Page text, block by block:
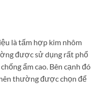
là tấm hợp kim nhôm
được sử dụng rất phổ
ẩm cao. Bên cạnh đó
thường được chọn để